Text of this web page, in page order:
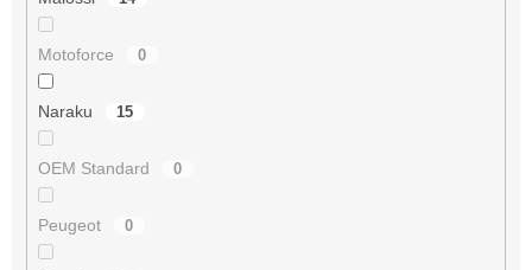
Motoforce 0
Naraku 15
OEM Standard 0
Peugeot 0